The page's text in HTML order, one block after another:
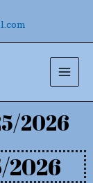
Main
2026
2026